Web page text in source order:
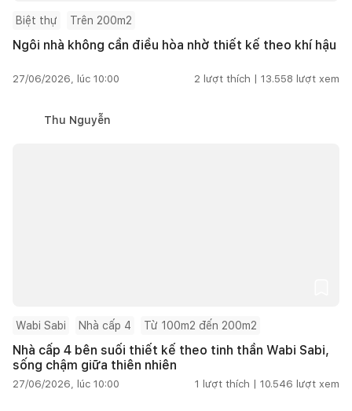
Biệt thự Trên 200m2
Ngôi nhà không cần điều hòa nhờ thiết kế theo khí hậu
27/06/2026, lúc 10:00 2 lượt thích | 13.558 lượt xem
Thu Nguyễn
Wabi Sabi Nhà cấp 4 Từ 100m2 đến 200m2
Nhà cấp 4 bên suối thiết kế theo tinh thần Wabi Sabi,
sống chậm giữa thiên nhiên
27/06/2026, lúc 10:00 1 lượt thích | 10.546 lượt xem